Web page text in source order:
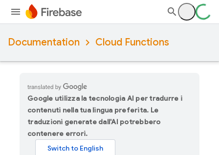
Documentation Cloud Functions
Google utilizza la tecnologia AI per tradurre i
contenuti nella tua lingua preferita. Le
traduzioni generate dall'AI potrebbero
contenere errori.